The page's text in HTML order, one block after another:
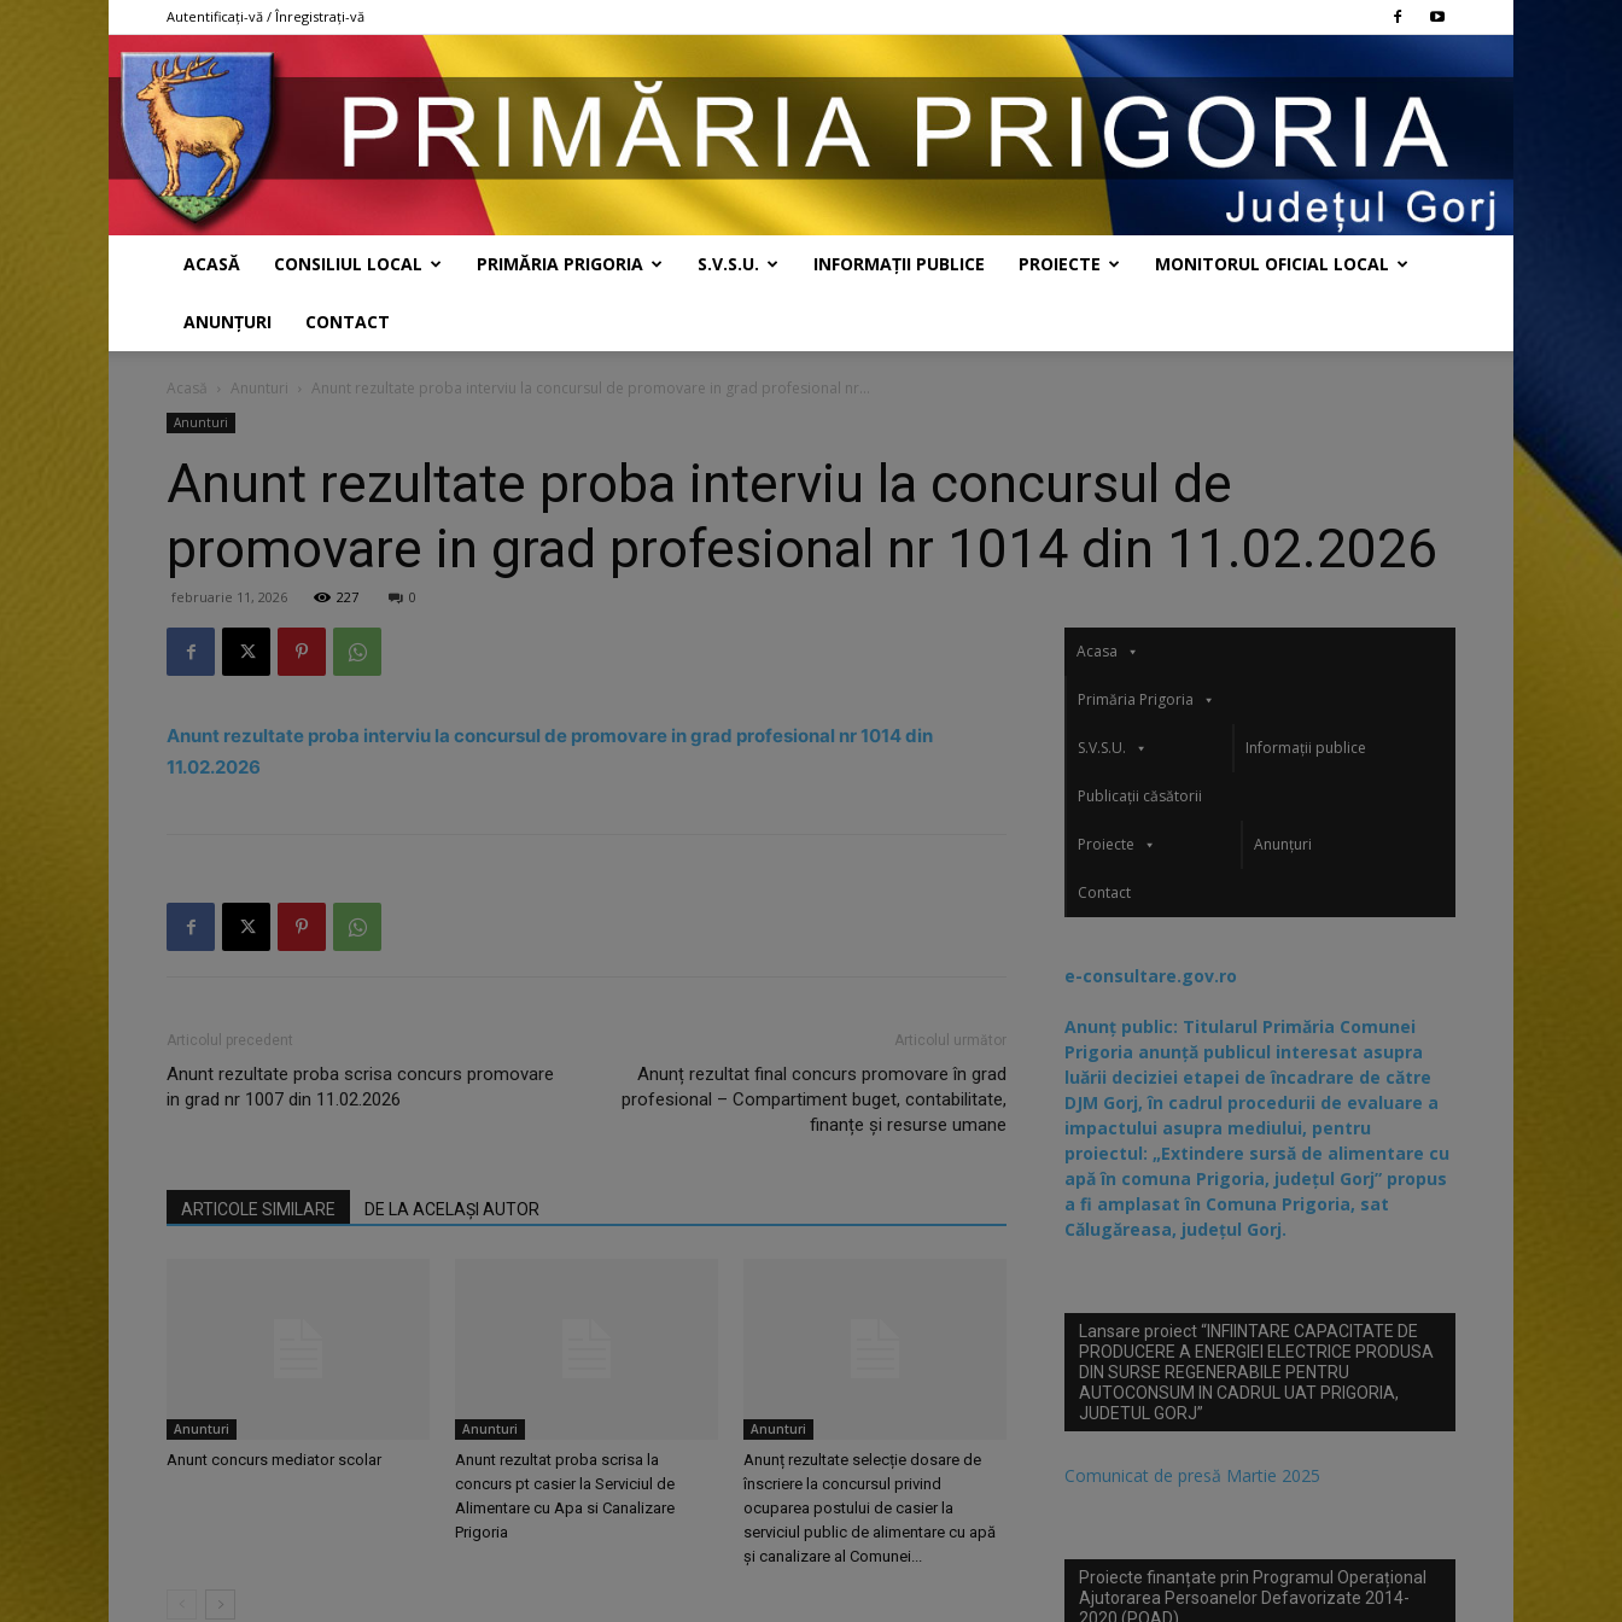
Autentificați-vă / Înregistrați-vă
Prigoria
ACASĂ CONSILIUL LOCAL PRIMĂRIA PRIGORIA S.V.S.U. INFORMAȚII PUBLICE PROIECTE MONITORUL OFICIAL LOCAL
ANUNȚURI CONTACT
Acasă Anunturi Anunt rezultate proba interviu la concursul de promovare in grad profesional nr...
Anunturi
Anunt rezultate proba interviu la concursul de
promovare in grad profesional nr 1014 din 11.02.2026
februarie 11, 2026 227 0
Anunt rezultate proba interviu la concursul de promovare in grad profesional nr 1014 din
11.02.2026
Articolul precedent
Anunt rezultate proba scrisa concurs promovare
in grad nr 1007 din 11.02.2026
Articolul următor
Anunț rezultat final concurs promovare în grad
profesional – Compartiment buget, contabilitate,
finanțe și resurse umane
ARTICOLE SIMILARE DE LA ACELAȘI AUTOR
Anunturi
Anunt concurs mediator scolar
Anunturi
Anunt rezultat proba scrisa la
concurs pt casier la Serviciul de
Alimentare cu Apa si Canalizare
Prigoria
Anunturi
Anunț rezultate selecție dosare de
înscriere la concursul privind
ocuparea postului de casier la
serviciul public de alimentare cu apă
și canalizare al Comunei...
Acasa
Primăria Prigoria
S.V.S.U. Informații publice
Publicații căsătorii
Proiecte Anunțuri
Contact
e-consultare.gov.ro
Anunț public: Titularul Primăria Comunei
Prigoria anunță publicul interesat asupra
luării deciziei etapei de încadrare de către
DJM Gorj, în cadrul procedurii de evaluare a
impactului asupra mediului, pentru
proiectul: „Extindere sursă de alimentare cu
apă în comuna Prigoria, județul Gorj” propus
a fi amplasat în Comuna Prigoria, sat
Călugăreasa, județul Gorj.
Lansare proiect “INFIINTARE CAPACITATE DE
PRODUCERE A ENERGIEI ELECTRICE PRODUSA
DIN SURSE REGENERABILE PENTRU
AUTOCONSUM IN CADRUL UAT PRIGORIA,
JUDETUL GORJ”
Comunicat de presă Martie 2025
Proiecte finanțate prin Programul Operațional
Ajutorarea Persoanelor Defavorizate 2014-